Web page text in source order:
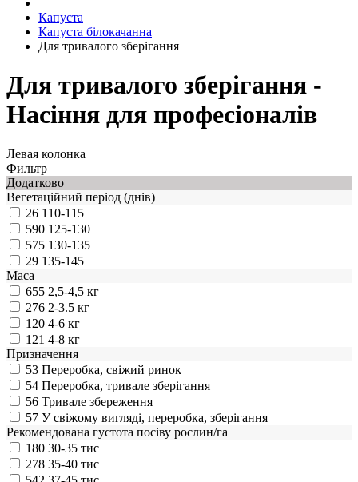
Капуста
Капуста білокачанна
Для тривалого зберігання
Для тривалого зберігання -
Насіння для професіоналів
Левая колонка
Фильтр
Додатково
Вегетаційний період (днів)
26 110-115
590 125-130
575 130-135
29 135-145
Маса
655 2,5-4,5 кг
276 2-3.5 кг
120 4-6 кг
121 4-8 кг
Призначення
53 Переробка, свіжий ринок
54 Переробка, тривале зберігання
56 Тривале збереження
57 У свіжому вигляді, переробка, зберігання
Рекомендована густота посіву рослин/га
180 30-35 тис
278 35-40 тис